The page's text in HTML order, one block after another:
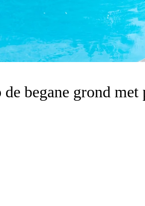
de begane grond